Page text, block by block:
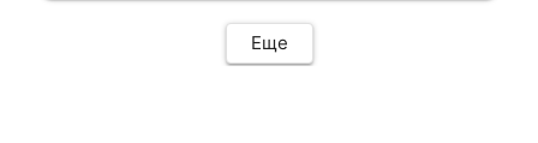
Еще